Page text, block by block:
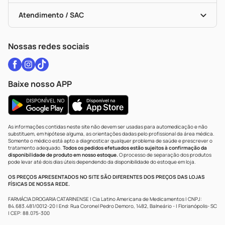
Bulas De A A Z
Políticas De Marketplace
Autoteste Covid-19
Vacinas
Portal Da Privacidade
Atendimento / SAC
Nossas redes sociais
Baixe nosso APP
As informações contidas neste site não devem ser usadas para automedicação e não
substituem, em hipótese alguma, as orientações dadas pelo profissional da área médica.
Somente o médico está apto a diagnosticar qualquer problema de saúde e prescrever o
tratamento adequado. Todos os pedidos efetuados estão sujeitos à confirmação da
disponibilidade de produto em nosso estoque.O processo de separação dos produtos
pode levar até dois dias úteis dependendo da disponibilidade do estoque em loja.
OS PREÇOS APRESENTADOS NO SITE SÃO DIFERENTES DOS PREÇOS DAS LOJAS
FÍSICAS DE NOSSA REDE.
FARMÁCIA DROGARIA CATARINENSE | Cia Latino Americana de Medicamentos | CNPJ:
84.683.481/0012-20 | End: Rua Coronel Pedro Demoro, 1482, Balneário - | Florianópolis- SC
| CEP: 88.075-300